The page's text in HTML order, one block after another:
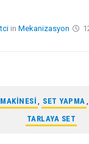
in Mekanizasyon
, SET YAPMA ,
TARLAYA SET